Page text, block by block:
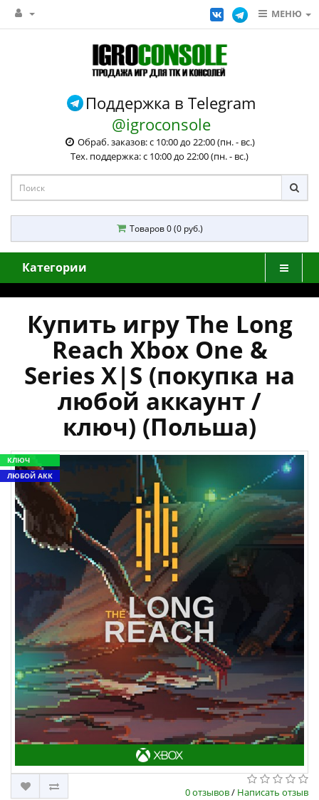
МЕНЮ
Поддержка в Telegram
@igroconsole
Обраб. заказов: с 10:00 до 22:00 (пн. - вс.)
Тех. поддержка: с 10:00 до 22:00 (пн. - вс.)
Товаров 0 (0 руб.)
Категории
Купить игру The Long
Reach Xbox One &
Series X|S (покупка на
любой аккаунт /
ключ) (Польша)
КЛЮЧ
ЛЮБОЙ АКК
0 отзывов/ Написать отзыв